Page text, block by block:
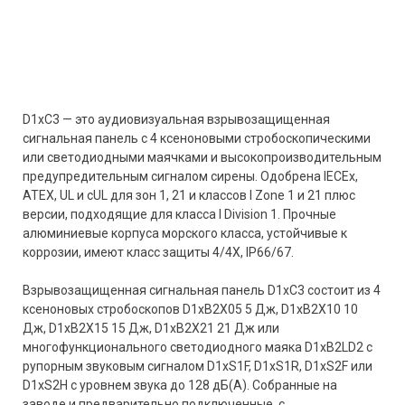
D1xC3 — это аудиовизуальная взрывозащищенная
сигнальная панель с 4 ксеноновыми стробоскопическими
или светодиодными маячками и высокопроизводительным
предупредительным сигналом сирены. Одобрена IECEx,
ATEX, UL и cUL для зон 1, 21 и классов I Zone 1 и 21 плюс
версии, подходящие для класса I Division 1. Прочные
алюминиевые корпуса морского класса, устойчивые к
коррозии, имеют класс защиты 4/4X, IP66/67.
Взрывозащищенная сигнальная панель D1xC3 состоит из 4
ксеноновых стробоскопов D1xB2X05 5 Дж, D1xB2X10 10
Дж, D1xB2X15 15 Дж, D1xB2X21 21 Дж или
многофункционального светодиодного маяка D1xB2LD2 с
рупорным звуковым сигналом D1xS1F, D1xS1R, D1xS2F или
D1xS2H с уровнем звука до 128 дБ(A). Собранные на